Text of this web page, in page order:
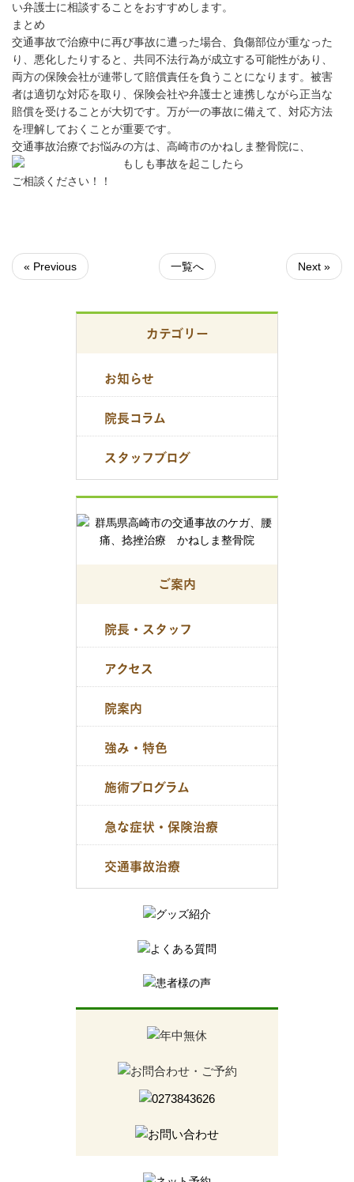
い弁護士に相談することをおすすめします。
まとめ
交通事故で治療中に再び事故に遭った場合、負傷部位が重なった
り、悪化したりすると、共同不法行為が成立する可能性があり、
両方の保険会社が連帯して賠償責任を負うことになります。被害
者は適切な対応を取り、保険会社や弁護士と連携しながら正当な
賠償を受けることが大切です。万が一の事故に備えて、対応方法
を理解しておくことが重要です。
交通事故治療でお悩みの方は、高崎市のかねしま整骨院に、
ご相談ください！！
« Previous 一覧へ Next »
カテゴリー
お知らせ
院長コラム
スタッフブログ
ご案内
院長・スタッフ
アクセス
院案内
強み・特色
施術プログラム
急な症状・保険治療
交通事故治療